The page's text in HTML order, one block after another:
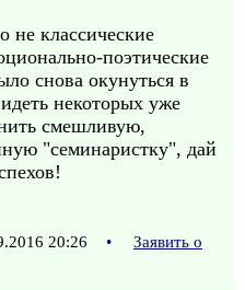
не классические
поэтические
снова окунуться в
некоторых уже
смешливую,
"семинаристку", дай
20:26 •
Заявить о